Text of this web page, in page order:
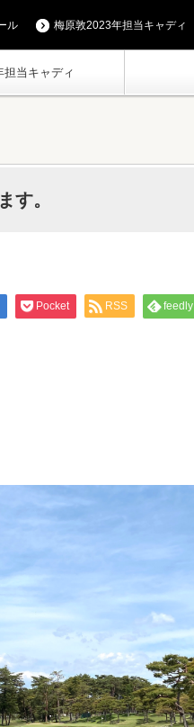
担当キャディ
ル 梅原敦2023年担当キャディ
す。
Pocket RSS feedly